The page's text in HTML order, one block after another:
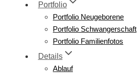
Portfolio
Portfolio Neugeborene
Portfolio Schwangerschaft
Portfolio Familienfotos
Details
Ablauf